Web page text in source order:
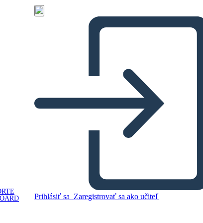
Prihlásiť sa Zaregistrovať sa ako učiteľ